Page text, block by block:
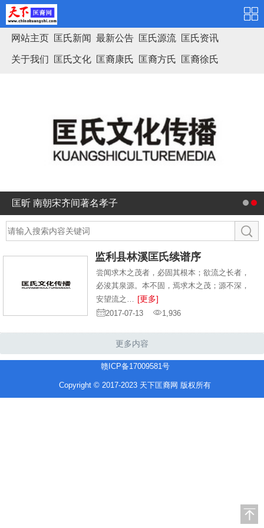
网站主页 匡氏新闻 最新公告 匡氏源流 匡氏资讯
关于我们 匡氏文化 匡裔康氏 匡裔方氏 匡裔徐氏
匡昕 南朝宋齐间著名孝子
监利县林溪匡氏续谱序
尝闻求木之茂者，必固其根本；欲流之长者，
必浚其泉源。本不固，焉求木之茂；源不深，
安望流之…
[更多]
2017-07-13 1,936
更多内容
赣ICP备17009581号
Copyright © 2017-2023 天下匡裔网 版权所有